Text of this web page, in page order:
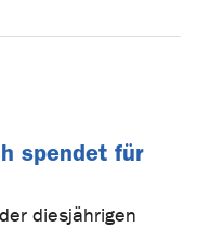
spendet für
diesjährigen